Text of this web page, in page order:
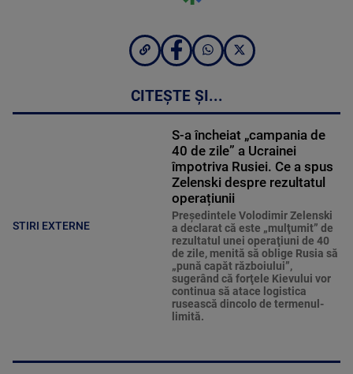
CITEȘTE ȘI...
STIRI EXTERNE
S-a încheiat „campania de
40 de zile” a Ucrainei
împotriva Rusiei. Ce a spus
Zelenski despre rezultatul
operațiunii
Preşedintele Volodimir Zelenski
a declarat că este „mulţumit” de
rezultatul unei operaţiuni de 40
de zile, menită să oblige Rusia să
„pună capăt războiului”,
sugerând că forţele Kievului vor
continua să atace logistica
rusească dincolo de termenul-
limită.